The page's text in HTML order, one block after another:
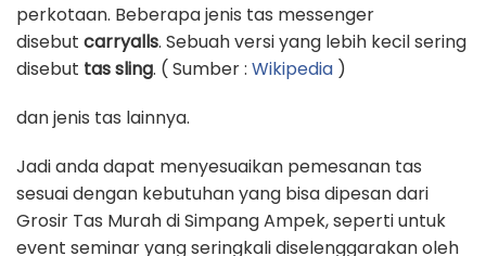
perkotaan. Beberapa jenis tas messenger
disebut carryalls. Sebuah versi yang lebih kecil sering
disebut tas sling. ( Sumber : Wikipedia )
dan jenis tas lainnya.
Jadi anda dapat menyesuaikan pemesanan tas
sesuai dengan kebutuhan yang bisa dipesan dari
Grosir Tas Murah di Simpang Ampek, seperti untuk
event seminar yang seringkali diselenggarakan oleh